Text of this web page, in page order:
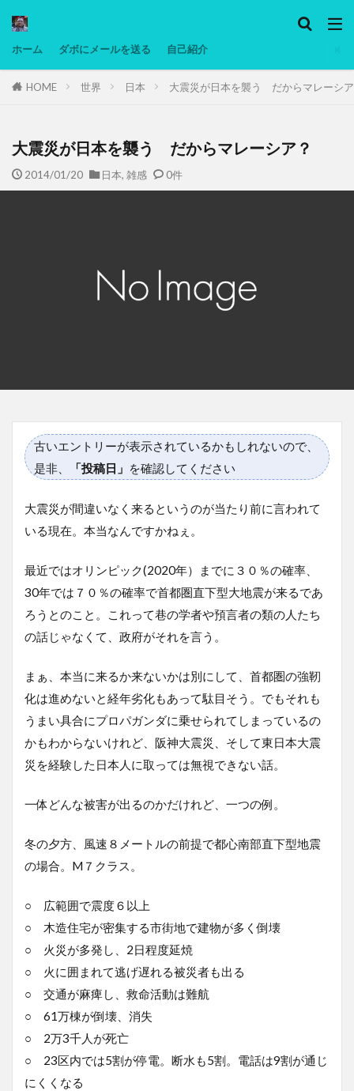
ホーム ダボにメールを送る 自己紹介
HOME 世界 日本 大震災が日本を襲う だからマレーシ
大震災が日本を襲う だからマレーシア？
2014/01/20 日本, 雑感 0件
古いエントリーが表示されているかもしれないので、
是非、
「投稿日」 を確認してください
大震災が間違いなく来るというのが当たり前に言われて
いる現在。本当なんですかねぇ。
最近ではオリンピック(2020年）までに３０％の確率、
30年では７０％の確率で首都圏直下型大地震が来るであ
ろうとのこと。これって巷の学者や預言者の類の人たち
の話じゃなくて、政府がそれを言う。
まぁ、本当に来るか来ないかは別にして、首都圏の強靭
化は進めないと経年劣化もあって駄目そう。でもそれも
うまい具合にプロパガンダに乗せられてしまっているの
かもわからないけれど、阪神大震災、そして東日本大震
災を経験した日本人に取っては無視できない話。
一体どんな被害が出るのかだけれど、一つの例。
冬の夕方、風速８メートルの前提で都心南部直下型地震
の場合。M７クラス。
○ 広範囲で震度６以上
○ 木造住宅が密集する市街地で建物が多く倒壊
○ 火災が多発し、2日程度延焼
○ 火に囲まれて逃げ遅れる被災者も出る
○ 交通が麻痺し、救命活動は難航
○ 61万棟が倒壊、消失
○ 2万3千人が死亡
○ 23区内では5割が停電。断水も5割。電話は9割が通じ
にくくなる
タグ
ヨーグルト
低温調理・スロークッカー
低糖質ダイエ